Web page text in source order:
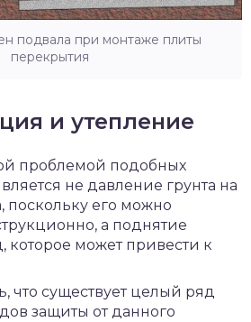
подвала при монтаже плиты
перекрытия
и утепление
проблемой подобных
не давление грунта на
поскольку его можно
а поднятие
которое может привести к
что существует целый ряд
защиты от данного